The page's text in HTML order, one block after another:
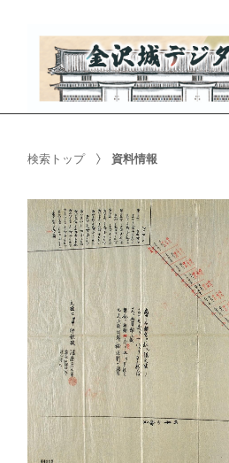
検索トップ 資料情報